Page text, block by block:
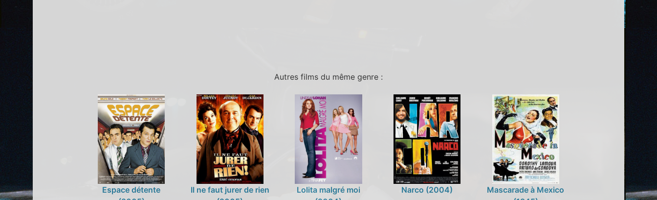
Autres films du même genre :
Espace détente
Il ne faut jurer de rien
Lolita malgré moi
Narco (2004)
Mascarade à Mexico